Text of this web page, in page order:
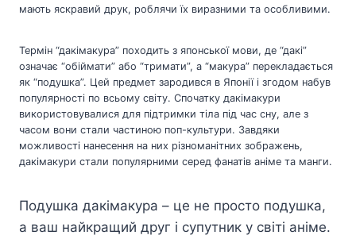
мають яскравий друк, роблячи їх виразними та особливими.
Термін “дакімакура” походить з японської мови, де “дакі”
означає “обіймати” або “тримати”, а “макура” перекладається
як “подушка”. Цей предмет зародився в Японії і згодом набув
популярності по всьому світу. Спочатку дакімакури
використовувалися для підтримки тіла під час сну, але з
часом вони стали частиною поп-культури. Завдяки
можливості нанесення на них різноманітних зображень,
дакімакури стали популярними серед фанатів аніме та манги.
Подушка дакімакура – це не просто подушка,
а ваш найкращий друг і супутник у світі аніме.